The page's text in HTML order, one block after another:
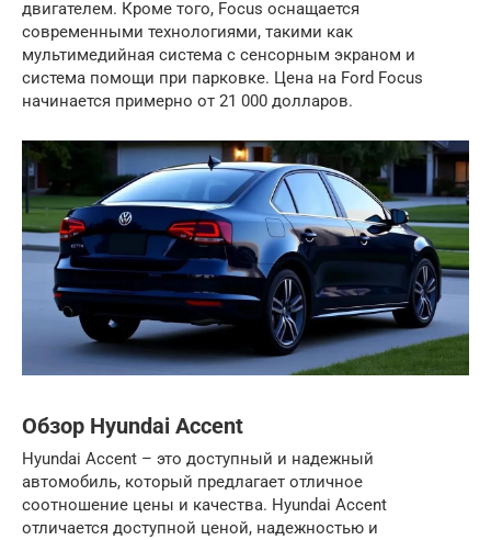
двигателем. Кроме того, Focus оснащается
современными технологиями, такими как
мультимедийная система с сенсорным экраном и
система помощи при парковке. Цена на Ford Focus
начинается примерно от 21 000 долларов.
Обзор Hyundai Accent
Hyundai Accent – это доступный и надежный
автомобиль, который предлагает отличное
соотношение цены и качества. Hyundai Accent
отличается доступной ценой, надежностью и